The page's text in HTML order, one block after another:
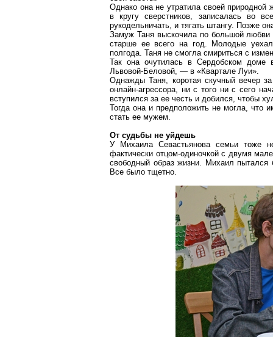
Однако она не утратила своей природной
в кругу сверстников, записалась во
рукодельничать, и тягать штангу. Позже
Замуж Таня выскочила по большой любви
старше ее всего на год. Молодые
полгода. Таня не смогла смириться с
Так она очутилась в Сердобском доме
Львовой-Беловой, — в «Квартале Луи».
Однажды Таня, коротая скучный вечер
онлайн-агрессора, ни с того ни с сего
вступился за ее честь и добился, чтобы
Тогда она и предположить не могла, что
стать ее мужем.
От судьбы не уйдешь
У Михаила Севастьянова семьи тоже
фактически отцом-одиночкой с двумя
свободный образ жизни. Михаил
Все было тщетно.